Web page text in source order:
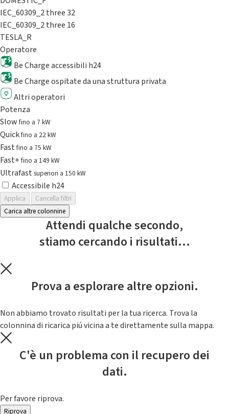
IEC_60309_2 three 32
IEC_60309_2 three 16
TESLA_R
Operatore
Be Charge accessibili h24
Be Charge ospitate da una struttura privata
Altri operatori
Potenza
Slowfino a 7 kW
Quickfino a 22 kW
Fastfino a 75 kW
Fast+fino a 149 kW
Ultrafast superiori a 150 kW
Accessibile h24
Applica
Cancella filtri
Carica altre colonnine
Attendi qualche secondo,
stiamo cercando i risultati...
Prova a esplorare altre opzioni.
Non abbiamo trovato risultati per la tua ricerca. Trova la
colonnina di ricarica piú vicina a te direttamente sulla mappa.
C'è un problema con il recupero dei
dati.
Per favore riprova.
Riprova